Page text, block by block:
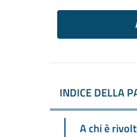
INDICE DELLA
A chi è